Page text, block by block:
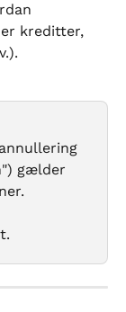
kreditter,
gælder